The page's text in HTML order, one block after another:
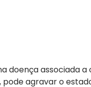
doença associada
agravar o